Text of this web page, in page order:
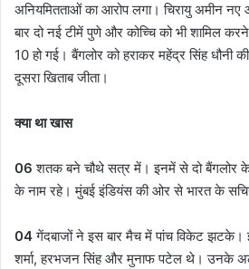
अनियमितताओं का आरोप लगा। चिरायु अमीन
बार दो नई टीमें पुणे और कोच्चि को भी शामिल
10 हो गई। बैंगलोर को हराकर महेंद्र सिंह धौनी
दूसरा खिताब जीता।
क्या था खास
06 शतक बने चौथे सत्र में। इनमें से दो बैंगलोर
के नाम रहे। मुंबई इंडियंस की ओर से भारत के
04गेंदबाजों ने इस बार मैच में पांच विकेट झटके।
शर्मा, हरभजन सिंह और मुनाफ पटेल थे। उनके